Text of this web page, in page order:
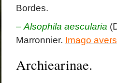
Bordes.
– Alsophila aescularia
Marronnier. Imago avers
Archiearinae.